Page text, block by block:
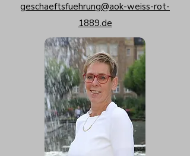
geschaeftsfuehrung@aok-weiss-rot-
1889.de